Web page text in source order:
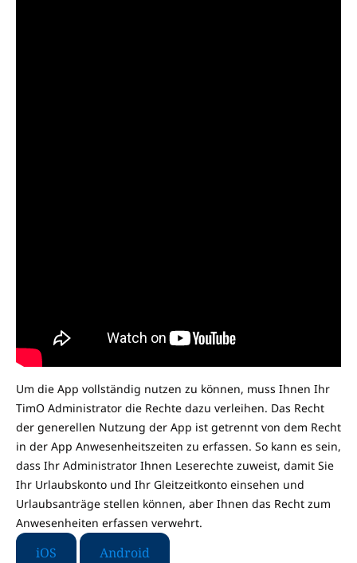
Um die App vollständig nutzen zu können, muss Ihnen Ihr
TimO Administrator die Rechte dazu verleihen. Das Recht
der generellen Nutzung der App ist getrennt von dem Recht
in der App Anwesenheitszeiten zu erfassen. So kann es sein,
dass Ihr Administrator Ihnen Leserechte zuweist, damit Sie
Ihr Urlaubskonto und Ihr Gleitzeitkonto einsehen und
Urlaubsanträge stellen können, aber Ihnen das Recht zum
Anwesenheiten erfassen verwehrt.
iOS Android